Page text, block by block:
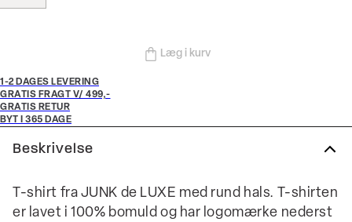
Læg i kurv
1-2 DAGES LEVERING
GRATIS FRAGT V/ 499,-
GRATIS RETUR
BYT I 365 DAGE
Beskrivelse
T-shirt fra JUNK de LUXE med rund hals. T-shirten
er lavet i 100% bomuld og har logomærke nederst